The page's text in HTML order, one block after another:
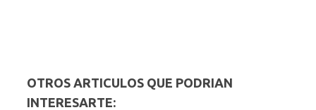
OTROS ARTICULOS QUE PODRIAN
INTERESARTE: